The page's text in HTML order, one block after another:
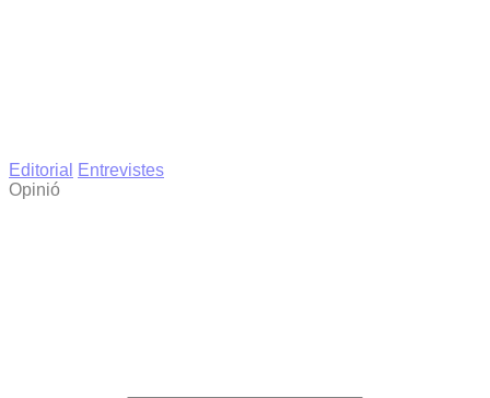
Editorial
Entrevistes
Opinió